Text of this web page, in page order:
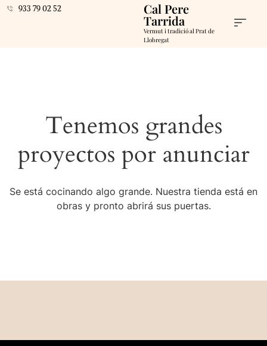
933 79 02 52 Cal Pere
Tarrida
Vermut i tradició al Prat de
Llobregat
Tenemos grandes
proyectos por anunciar
Se está cocinando algo grande. Nuestra tienda está en
obras y pronto abrirá sus puertas.